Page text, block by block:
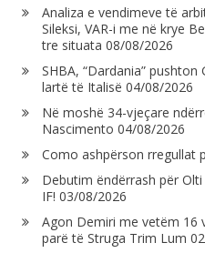
Analiza e vendimeve të
Sileksi, VAR-i me në krye
tre situata 08/08/2026
SHBA, “Dardania”
lartë të Italisë 04/08/2026
Në moshë 34-vjeçare
Nascimento 04/08/2026
Como ashpërson rregullat
Debutim ëndërrash për
IF! 03/08/2026
Agon Demiri me vetëm 16
parë të Struga Trim Lum